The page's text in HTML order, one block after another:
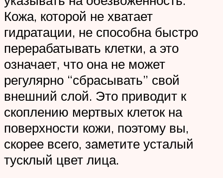
Кожа, которой не хватает
гидратации, не способна быстро
перерабатывать клетки, а это
означает, что она не может
регулярно “сбрасывать” свой
внешний слой. Это приводит к
скоплению мертвых клеток на
поверхности кожи, поэтому вы,
скорее всего, заметите усталый
тусклый цвет лица.